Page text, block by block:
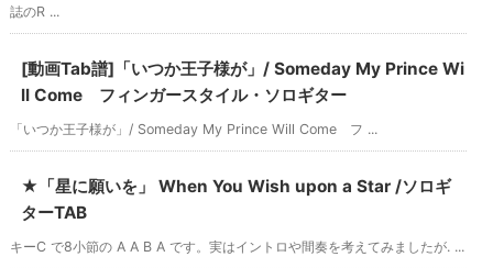
誌のR ...
[動画Tab譜]「いつか王子様が」/ Someday My Prince Wi
ll Come フィンガースタイル・ソロギター
「いつか王子様が」/ Someday My Prince Will Come フ ...
★「星に願いを」 When You Wish upon a Star /ソロギ
ターTAB
キーC で8小節の A A B A です。実はイントロや間奏を考えてみましたが. ...